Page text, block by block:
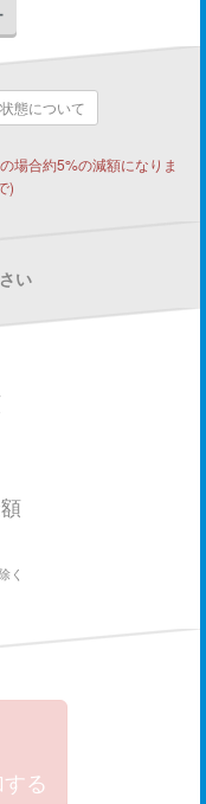
態について
場合約5%の減額になりま
)
い
く
る